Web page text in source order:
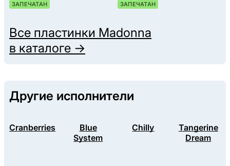
ЗАПЕЧАТАН
ЗАПЕЧАТАН
Все пластинки Madonna
в каталоге →
Другие исполнители
Cranberries
Blue
System
Chilly
Tangerine
Dream